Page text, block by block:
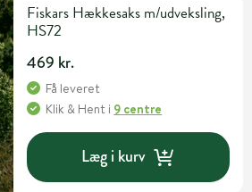
Fiskars Hækkesaks m/udveksling,
HS72
469 kr.
Få leveret
Klik & Hent i 9 centre
Læg i kurv